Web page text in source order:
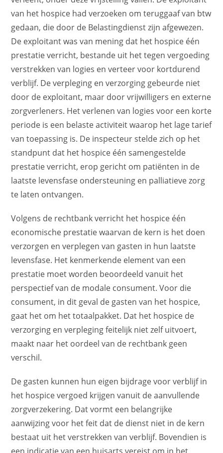
van het hospice had verzoeken om teruggaaf van btw
gedaan, die door de Belastingdienst zijn afgewezen.
De exploitant was van mening dat het hospice één
prestatie verricht, bestande uit het tegen vergoeding
verstrekken van logies en verteer voor kortdurend
verblijf. De verpleging en verzorging gebeurde niet
door de exploitant, maar door vrijwilligers en externe
zorgverleners. Het verlenen van logies voor een korte
periode is een belaste activiteit waarop het lage tarief
van toepassing is. De inspecteur stelde zich op het
standpunt dat het hospice één samengestelde
prestatie verricht, erop gericht om patiënten in de
laatste levensfase ondersteuning en palliatieve zorg
te laten ontvangen.
Volgens de rechtbank verricht het hospice één
economische prestatie waarvan de kern is het doen
verzorgen en verplegen van gasten in hun laatste
levensfase. Het kenmerkende element van een
prestatie moet worden beoordeeld vanuit het
perspectief van de modale consument. Voor die
consument, in dit geval de gasten van het hospice,
gaat het om het totaalpakket. Dat het hospice de
verzorging en verpleging feitelijk niet zelf uitvoert,
maakt naar het oordeel van de rechtbank geen
verschil.
De gasten kunnen hun eigen bijdrage voor verblijf in
het hospice vergoed krijgen vanuit de aanvullende
zorgverzekering. Dat vormt een belangrijke
aanwijzing voor het feit dat de dienst niet in de kern
bestaat uit het verstrekken van verblijf. Bovendien is